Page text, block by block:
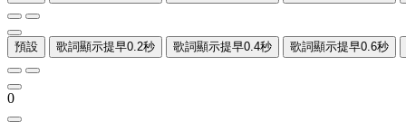
預設 歌詞顯示提早0.2秒 歌詞顯示提早0.4秒 歌詞顯示提早0.6秒
0